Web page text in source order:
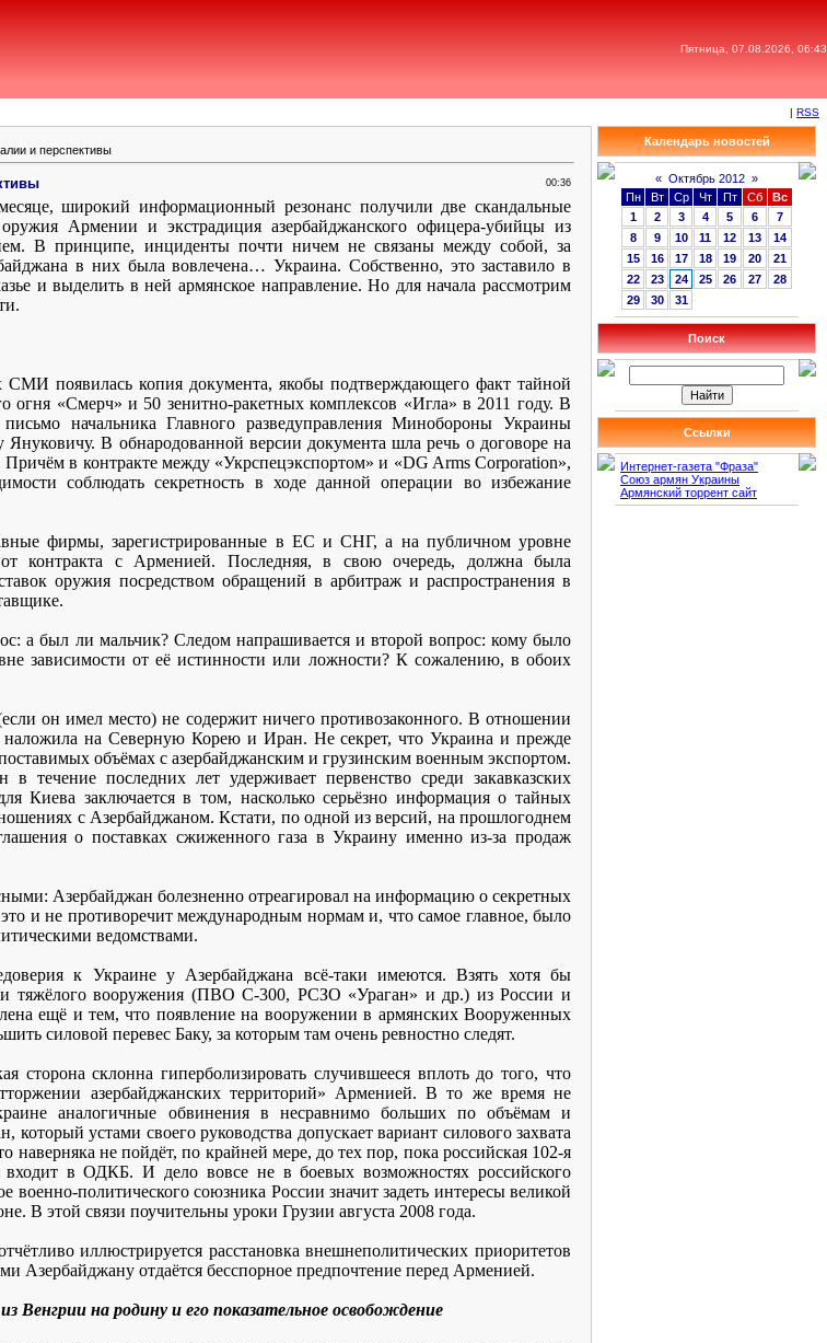
Пятница, 07.08.2026, 06:43
| RSS
и перспективы
00:36
широкий информационный резонанс получили две скандальные
Армении и экстрадиция азербайджанского офицера-убийцы из
В принципе, инциденты почти ничем не связаны между собой, за
в них была вовлечена… Украина. Собственно, это заставило в
и выделить в ней армянское направление. Но для начала рассмотрим
СМИ появилась копия документа, якобы подтверждающего факт тайной
огня «Смерч» и 50 зенитно-ракетных комплексов «Игла» в 2011 году. В
начальника Главного разведуправления Минобороны Украины
В обнародованной версии документа шла речь о договоре на
в контракте между «Укрспецэкспортом» и «DG Arms Corporation»,
соблюдать секретность в ходе данной операции во избежание
фирмы, зарегистрированные в ЕС и СНГ, а на публичном уровне
от контракта с Арменией. Последняя, в свою очередь, должна была
оружия посредством обращений в арбитраж и распространения в
а был ли мальчик? Следом напрашивается и второй вопрос: кому было
зависимости от её истинности или ложности? К сожалению, в обоих
он имел место) не содержит ничего противозаконного. В отношении
на Северную Корею и Иран. Не секрет, что Украина и прежде
объёмах с азербайджанским и грузинским военным экспортом.
течение последних лет удерживает первенство среди закавказских
Киева заключается в том, насколько серьёзно информация о тайных
с Азербайджаном. Кстати, по одной из версий, на прошлогоднем
о поставках сжиженного газа в Украину именно из-за продаж
Азербайджан болезненно отреагировал на информацию о секретных
и не противоречит международным нормам и, что самое главное, было
ведомствами.
к Украине у Азербайджана всё-таки имеются. Взять хотя бы
тяжёлого вооружения (ПВО С-300, РСЗО «Ураган» и др.) из России и
ещё и тем, что появление на вооружении в армянских Вооруженных
силовой перевес Баку, за которым там очень ревностно следят.
сторона склонна гиперболизировать случившееся вплоть до того, что
азербайджанских территорий» Арменией. В то же время не
аналогичные обвинения в несравнимо больших по объёмам и
устами своего руководства допускает вариант силового захвата
не пойдёт, по крайней мере, до тех пор, пока российская 102-я
в ОДКБ. И дело вовсе не в боевых возможностях российского
военно-политического союзника России значит задеть интересы великой
В этой связи поучительны уроки Грузии августа 2008 года.
иллюстрируется расстановка внешнеполитических приоритетов
Азербайджану отдаётся бесспорное предпочтение перед Арменией.
Венгрии на родину и его показательное освобождение
Календарь новостей
« Октябрь 2012 »
Пн
Вт Ср Чт Пт Сб
Вс
1
2 3 4 5 6
7
8
9 10 11 12 13
14
15
16 17 18 19 20
21
22
23 24 25 26 27
28
29
30 31
Поиск
Ссылки
Интернет-газета "Фраза"
Союз армян Украины
Армянский торрент сайт